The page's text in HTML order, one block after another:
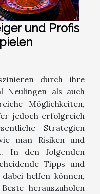
und Profis
durch ihre
Neulingen als auch
Möglichkeiten,
jedoch erfolgreich
Strategien
man Risiken und
In den folgenden
Tipps und
helfen können,
herauszuholen